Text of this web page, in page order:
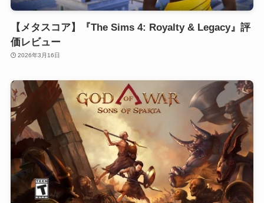
【メタスコア】『The Sims 4: Royalty & Legacy』評
価レビュー
2026年3月16日